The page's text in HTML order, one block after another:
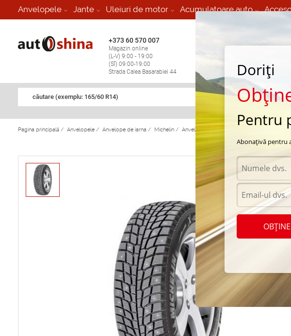
Anvelopele Jante Uleiuri de motor Acumulatoare auto
+373 60 570 007
Magazin online
(L-V) 9:00 - 19:00
(Sî) 09:00-19:00
Strada Calea Basarabiei 44
Vulcanizare Mobila 24/7 non
căutare (exemplu: 165/60 R14)
Pagina principală / Anvelopele / Anvelope de iarna / Michelin / Anvelope de iarna Michelin /
Doriți
Pentru
Abonațivă pentru